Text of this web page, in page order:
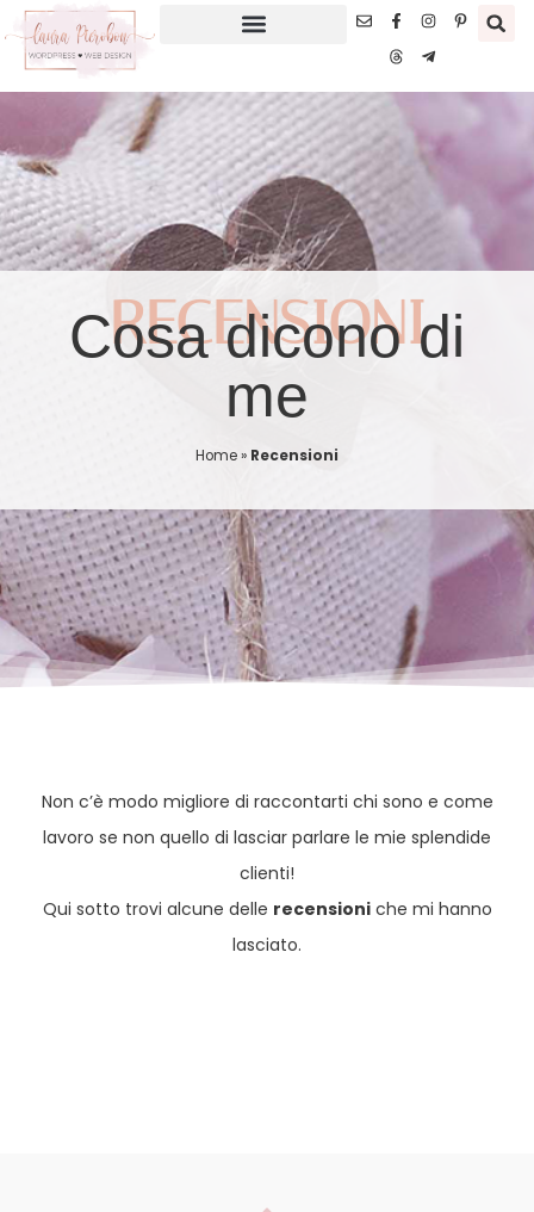
RECENSIONI
Cosa dicono di
me
Home» Recensioni
Non c’è modo migliore di raccontarti chi sono e come
lavoro se non quello di lasciar parlare le mie splendide
clienti!
Qui sotto trovi alcune delle recensioniche mi hanno
lasciato.